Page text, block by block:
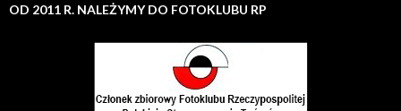
OD 2011 R. NALEŻYMY DO FOTOKLUBU RP